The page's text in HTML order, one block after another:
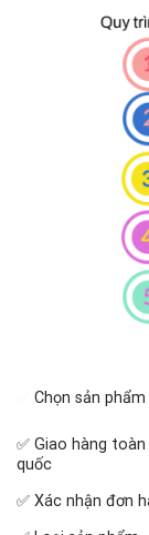
Chọn sản phẩm
✅ Giao hàng toàn
quốc
✅ Xác nhận đơn